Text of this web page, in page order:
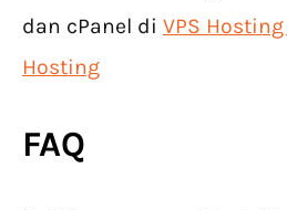
dan cPanel di VPS
Hosting
FAQ